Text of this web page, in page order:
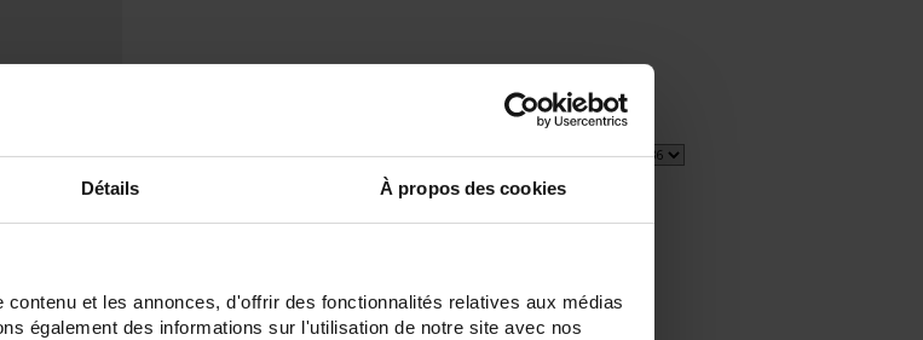
Détails À propos des cookies
et les annonces, d'offrir des fonctionnalités relatives aux médias
également des informations sur l'utilisation de notre site avec nos
Set Descending Direction 1 item(s) Show